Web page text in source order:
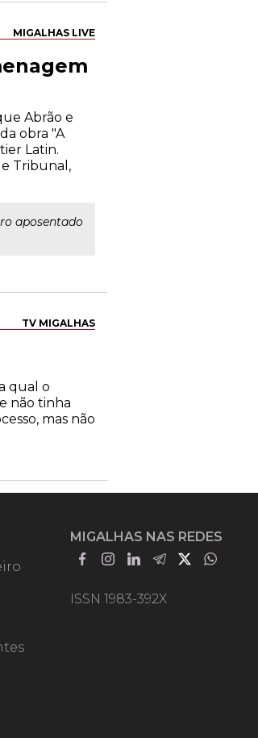
MIGALHAS LIVE
Abrão e
obra "A
Latin.
Tribunal,
aposentado
TV MIGALHAS
qual o
não tinha
mas não
MIGALHAS NAS REDES
ISSN 1983-392X